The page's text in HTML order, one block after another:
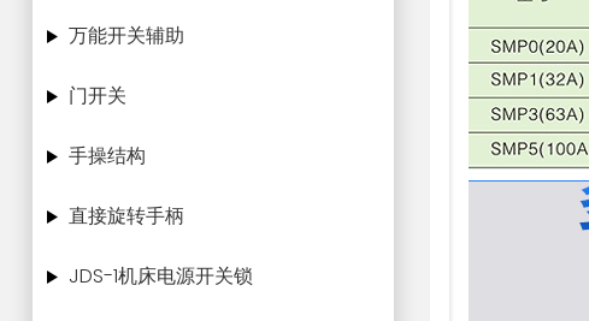
万能开关辅助
门开关
手操结构
直接旋转手柄
JDS-1机床电源开关锁